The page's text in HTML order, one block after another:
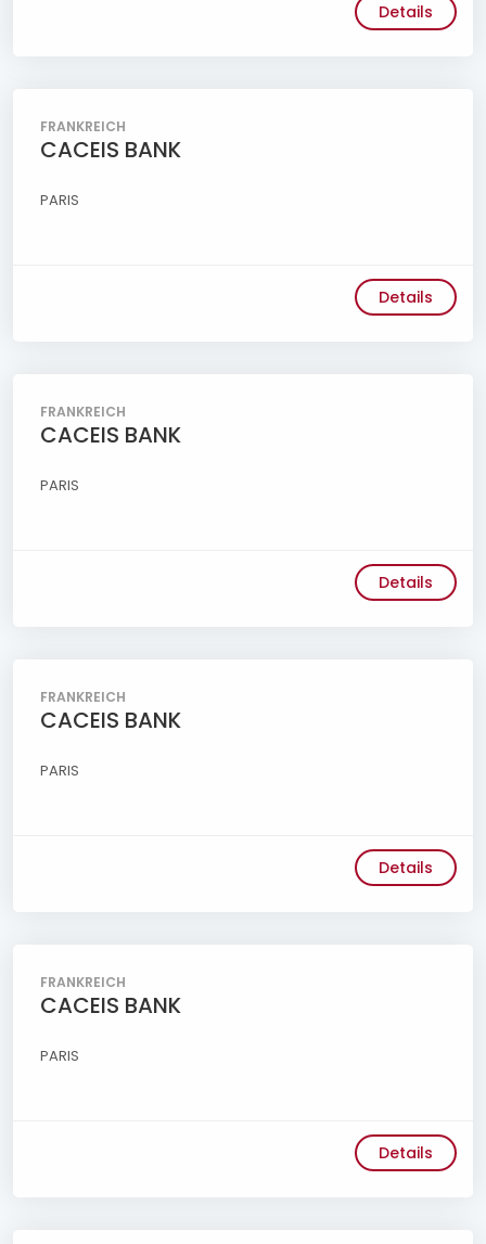
Details
FRANKREICH
CACEIS BANK
PARIS
Details
FRANKREICH
CACEIS BANK
PARIS
Details
FRANKREICH
CACEIS BANK
PARIS
Details
FRANKREICH
CACEIS BANK
PARIS
Details